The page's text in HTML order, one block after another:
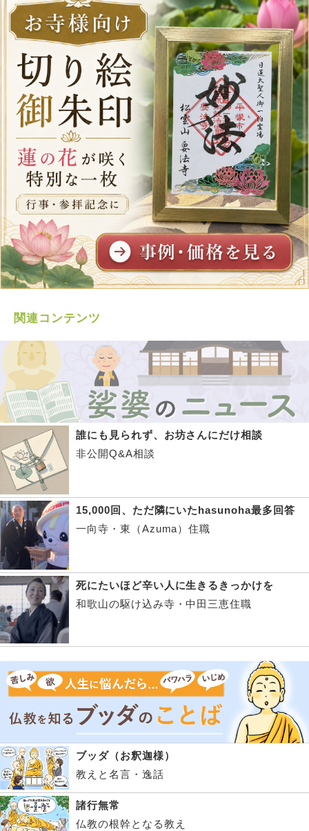
関連コンテンツ
誰にも見られず、お坊さんにだけ相談
非公開Q&A相談
15,000回、ただ隣にいたhasunoha最多回答
一向寺・東（Azuma）住職
死にたいほど辛い人に生きるきっかけを
和歌山の駆け込み寺・中田三恵住職
ブッダ（お釈迦様）
教えと名言・逸話
諸行無常
仏教の根幹となる教え